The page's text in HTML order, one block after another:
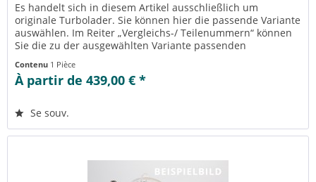
Es handelt sich in diesem Artikel ausschließlich um
originale Turbolader. Sie können hier die passende Variante
auswählen. Im Reiter „Vergleichs-/ Teilenummern“ können
Sie die zu der ausgewählten Variante passenden
Teilenummern einsehen....
Contenu 1 Pièce
À partir de 439,00 € *
Se souv.